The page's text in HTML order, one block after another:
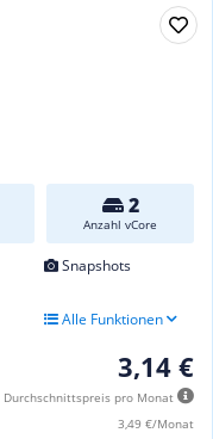
2
Anzahl vCore
Snapshots
Alle Funktionen
3,14 €
Durchschnittspreis pro Monat
3,49 €/Monat